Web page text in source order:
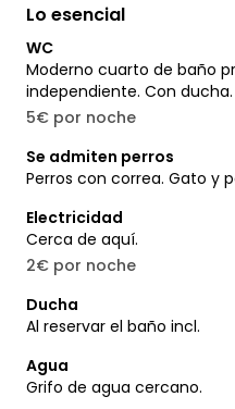
Lo esencial
WC
Moderno cuarto de baño
independiente. Con ducha.
5€ por noche
Se admiten perros
Perros con correa. Gato y
Electricidad
Cerca de aquí.
2€ por noche
Ducha
Al reservar el baño incl.
Agua
Grifo de agua cercano.